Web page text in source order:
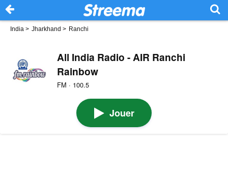
India > Jharkhand > Ranchi
All India Radio - AIR Ranchi
Rainbow
FM · 100.5
Jouer